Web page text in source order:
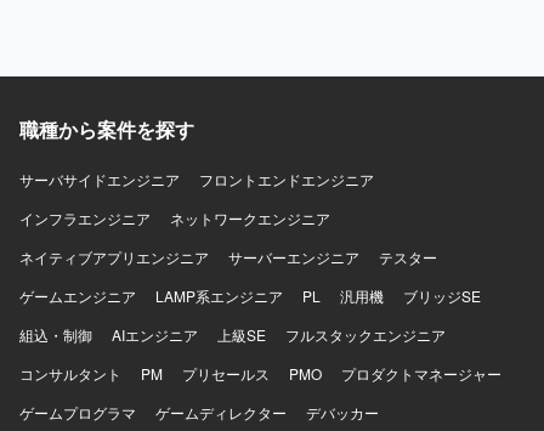
る環境で、AI駆動開発を組織の中核能力として構築してい
ランなどの先進的なAIツールを活用しながら、フロントエ
テクチャ設計に関わることができます。AIエージェントを
体へのインパクトを発揮できるポジションです。 【開発環
境】 ・フロントエンド：Vue3 / TypeScript ・サーバサイ
AIコーディング支援ツール（Claude Code Max 20x プラン
等） ・開発プロセス：アジャイル／スクラムをベースとし
たチーム開発
だきます。現行メンバーと連携しつつ、品質と生産性を意
技術的なリードだけでなく、ユーザーとのコミュニケーシ
を求めています。AIツールの活用など新しい技術にも前向
両立できる方が望ましいです。チームメンバーと協調して
プロジェクトを推進できる方を歓迎いたします。 【ポジシ
テムに対して、セキュリティ対応やバージョンアップとい
った上流寄りの技術課題に取り組むことができます。AIツ
ールを積極的に活用しながら開発プロセスの改善に携われ
るため、最新の開発スタイルを実践的に習得できます。ユ
スキルを高められるポジションです。 【開発環境】 Java＋
職種から案件を探す
サーバサイドエンジニア
フロントエンドエンジニア
インフラエンジニア
ネットワークエンジニア
ネイティブアプリエンジニア
サーバーエンジニア
テスター
ゲームエンジニア
LAMP系エンジニア PL 汎用機
ブリッジSE
組込・制御
AIエンジニア 上級SE
フルスタックエンジニア
コンサルタント
PM プリセールス PMO
プロダクトマネージャー
ゲームプログラマ
ゲームディレクター
デバッカー